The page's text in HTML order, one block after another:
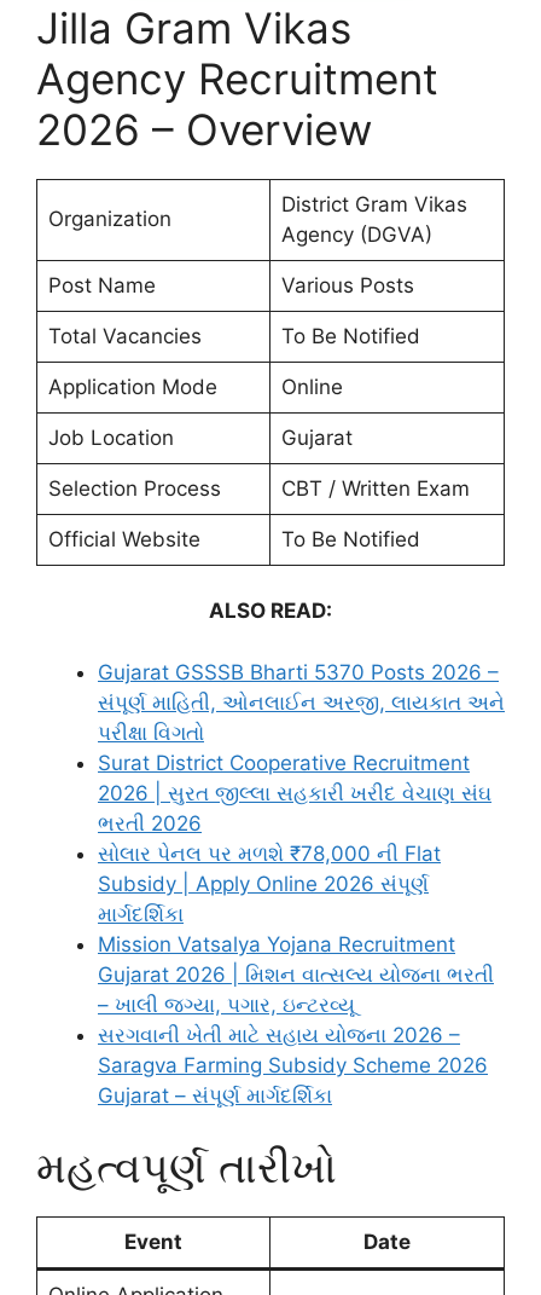
Jilla Gram Vikas
Agency Recruitment
2026 – Overview
Organization
District Gram Vikas
Agency (DGVA)
Post Name Various Posts
Total Vacancies To Be Notified
Application Mode Online
Job Location Gujarat
Selection Process CBT / Written Exam
Official Website To Be Notified
ALSO READ:
Gujarat GSSSB Bharti 5370 Posts 2026 –
સંપૂર્ણ માહિતી, ઓનલાઈન અરજી, લાયકાત અને
પરીક્ષા વિગતો
Surat District Cooperative Recruitment
2026 | સુરત જીલ્લા સહકારી ખરીદ વેચાણ સંઘ
ભરતી 2026
સોલાર પેનલ પર મળશે ₹78,000 ની Flat
Subsidy | Apply Online 2026 સંપૂર્ણ
માર્ગદર્શિકા
Mission Vatsalya Yojana Recruitment
Gujarat 2026 | મિશન વાત્સલ્ય યોજના ભરતી
– ખાલી જગ્યા, પગાર, ઇન્ટરવ્યૂ
સરગવાની ખેતી માટે સહાય યોજના 2026 –
Saragva Farming Subsidy Scheme 2026
Gujarat – સંપૂર્ણ માર્ગદર્શિકા
મહત્વપૂર્ણ તારીખો
Event Date